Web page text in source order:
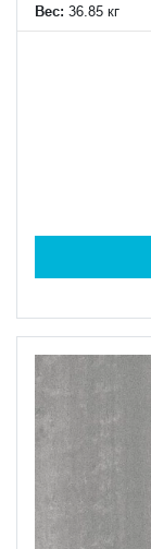
Вес: 36.85 кг